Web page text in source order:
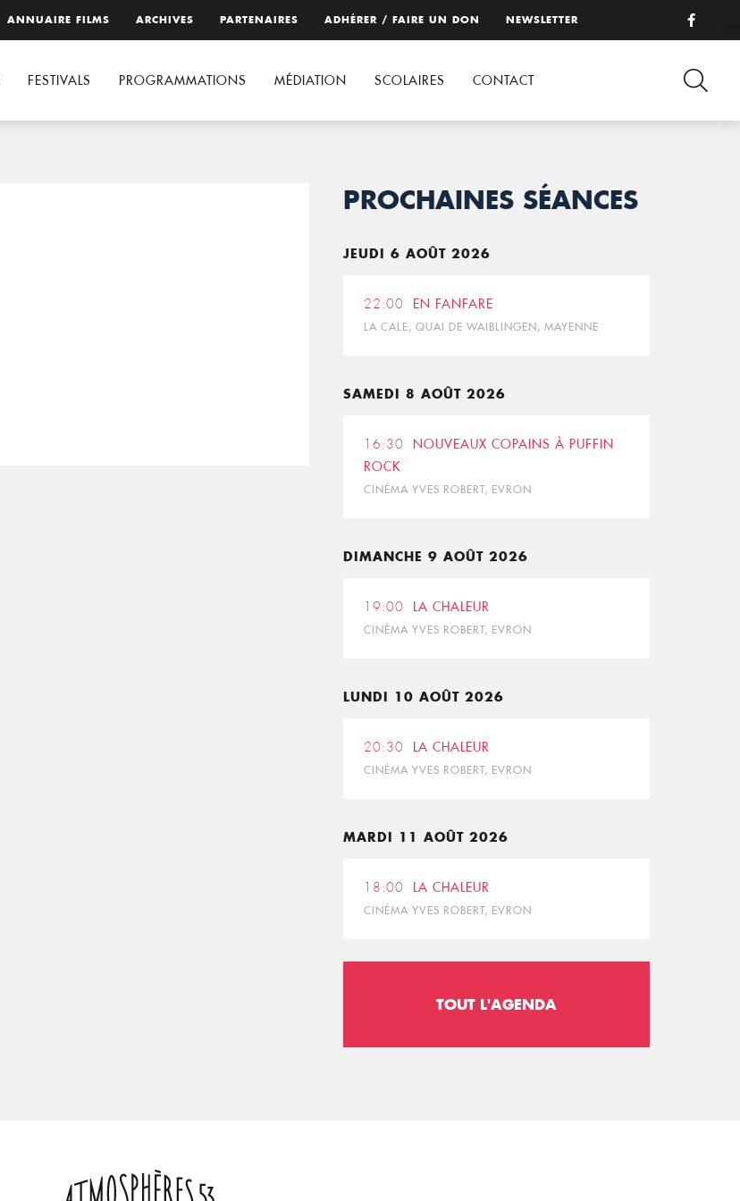
ANNUAIRE FILMS ARCHIVES PARTENAIRES ADHÉRER / FAIRE UN DON NEWSLETTER
FESTIVALS PROGRAMMATIONS MÉDIATION SCOLAIRES CONTACT
PROCHAINES SÉANCES
JEUDI 6 AOÛT 2026
22:00 EN FANFARE
LA CALE, QUAI DE WAIBLINGEN, MAYENNE
SAMEDI 8 AOÛT 2026
16:30
NOUVEAUX COPAINS À PUFFIN
ROCK
CINÉMA YVES ROBERT, EVRON
DIMANCHE 9 AOÛT 2026
19:00 LA CHALEUR
CINÉMA YVES ROBERT, EVRON
LUNDI 10 AOÛT 2026
20:30 LA CHALEUR
CINÉMA YVES ROBERT, EVRON
MARDI 11 AOÛT 2026
18:00 LA CHALEUR
CINÉMA YVES ROBERT, EVRON
TOUT L'AGENDA